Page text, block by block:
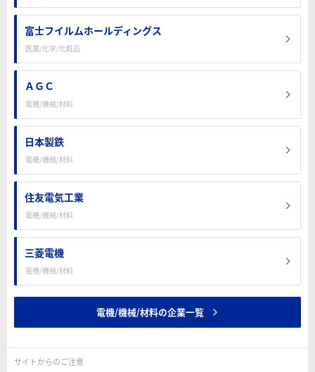
富士フイルムホールディングス
医薬/化学/化粧品
ＡＧＣ
電機/機械/材料
日本製鉄
電機/機械/材料
住友電気工業
電機/機械/材料
三菱電機
電機/機械/材料
電機/機械/材料の企業一覧
サイトからのご注意